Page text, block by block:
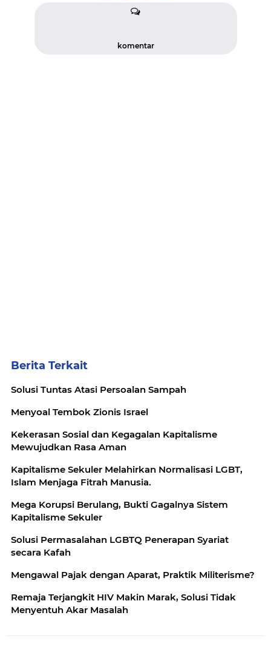
komentar
Berita Terkait
Solusi Tuntas Atasi Persoalan Sampah
Menyoal Tembok Zionis Israel
Kekerasan Sosial dan Kegagalan Kapitalisme
Mewujudkan Rasa Aman
Kapitalisme Sekuler Melahirkan Normalisasi LGBT,
Islam Menjaga Fitrah Manusia.
Mega Korupsi Berulang, Bukti Gagalnya Sistem
Kapitalisme Sekuler
Solusi Permasalahan LGBTQ Penerapan Syariat
secara Kafah
Mengawal Pajak dengan Aparat, Praktik Militerisme?
Remaja Terjangkit HIV Makin Marak, Solusi Tidak
Menyentuh Akar Masalah